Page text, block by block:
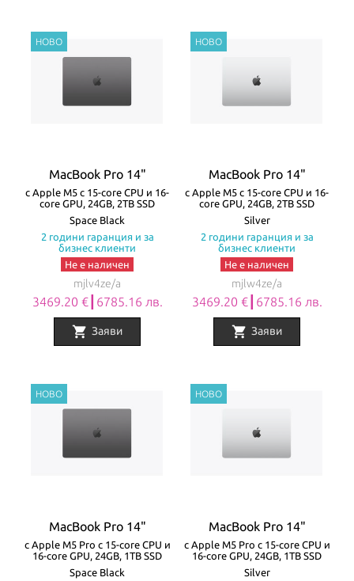
MacBook Pro 14"
с Apple M5 с 15-core CPU и 16-
core GPU, 24GB, 2TB SSD
Space Black
2 години гаранция и за
бизнес клиенти
Не е наличен
mjlv4ze/a
3469.20 €┃6785.16 лв.
shopping_cart Заяви
MacBook Pro 14"
с Apple M5 с 15-core CPU и 16-
core GPU, 24GB, 2TB SSD
Silver
2 години гаранция и за
бизнес клиенти
Не е наличен
mjlw4ze/a
3469.20 €┃6785.16 лв.
shopping_cart Заяви
MacBook Pro 14"
с Apple M5 Pro с 15-core CPU и
16-core GPU, 24GB, 1TB SSD
Space Black
MacBook Pro 14"
с Apple M5 Pro с 15-core CPU и
16-core GPU, 24GB, 1TB SSD
Silver